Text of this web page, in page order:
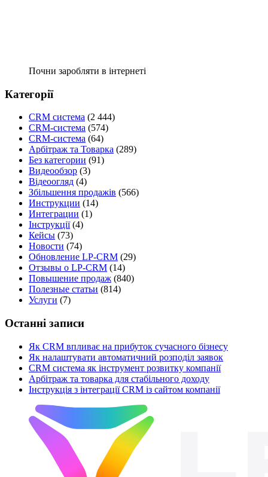
Почни заробляти в інтернеті
Категорії
CRM система (2 444)
CRM-система (574)
CRM-система (64)
Арбітраж та Товарка (289)
Без категории (91)
Видеообзор (3)
Відеоогляд (4)
Збільшення продажів (566)
Инструкции (14)
Интеграции (1)
Інструкції(4)
Кейсы (73)
Новости (74)
Обновление LP-CRM (29)
Отзывы о LP-CRM (14)
Повышение продаж (840)
Полезные статьи (814)
Услуги (7)
Останні записи
Як CRM впливає на прибуток сучасного бізнесу
Як налаштувати автоматичний розподіл заявок
CRM система як інструмент розвитку компанії
Арбітраж та товарка для стабільного доходу
Інструкція з інтеграції CRM із сайтом компанії